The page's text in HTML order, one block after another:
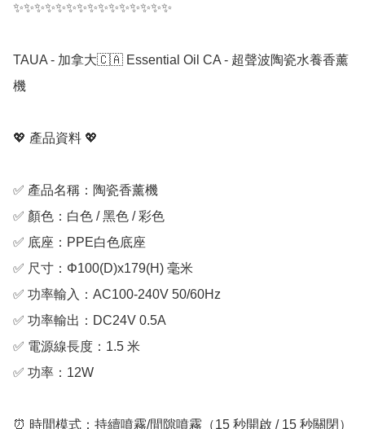
✨✨✨✨✨✨✨✨✨✨✨✨✨✨✨
TAUA - 加拿大🇨🇦 Essential Oil CA - 超聲波陶瓷水養香薰
機
💖 產品資料 💖
✅ 產品名稱：陶瓷香薰機
✅ 顏色：白色 / 黑色 / 彩色
✅ 底座：PPE白色底座
✅ 尺寸：Φ100(D)x179(H) 毫米
✅ 功率輸入：AC100-240V 50/60Hz
✅ 功率輸出：DC24V 0.5A
✅ 電源線長度：1.5 米
✅ 功率：12W
⏰ 時間模式：持續噴霧/間隙噴霧（15 秒開啟 / 15 秒關閉）